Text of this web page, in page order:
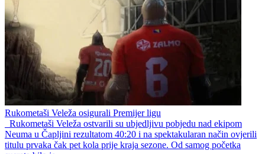
Rukometaši Veleža osigurali Premijer ligu
Rukometaši Veleža ostvarili su ubjedljivu pobjedu nad ekipom
Neuma u Čapljini rezultatom 40:20 i na spektakularan način ovjerili
titulu prvaka čak pet kola prije kraja sezone. Od samog početka